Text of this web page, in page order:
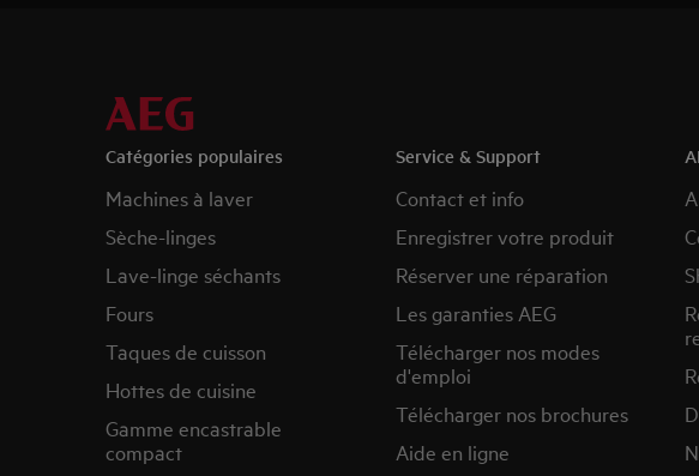
Catégories populaires
Machines à laver
Sèche-linges
Lave-linge séchants
Fours
Taques de cuisson
Hottes de cuisine
Gamme encastrable
compact
Service & Support
Contact et info
Enregistrer votre produit
Réserver une réparation
Les garanties AEG
Télécharger nos modes
d'emploi
Télécharger nos brochures
Aide en ligne